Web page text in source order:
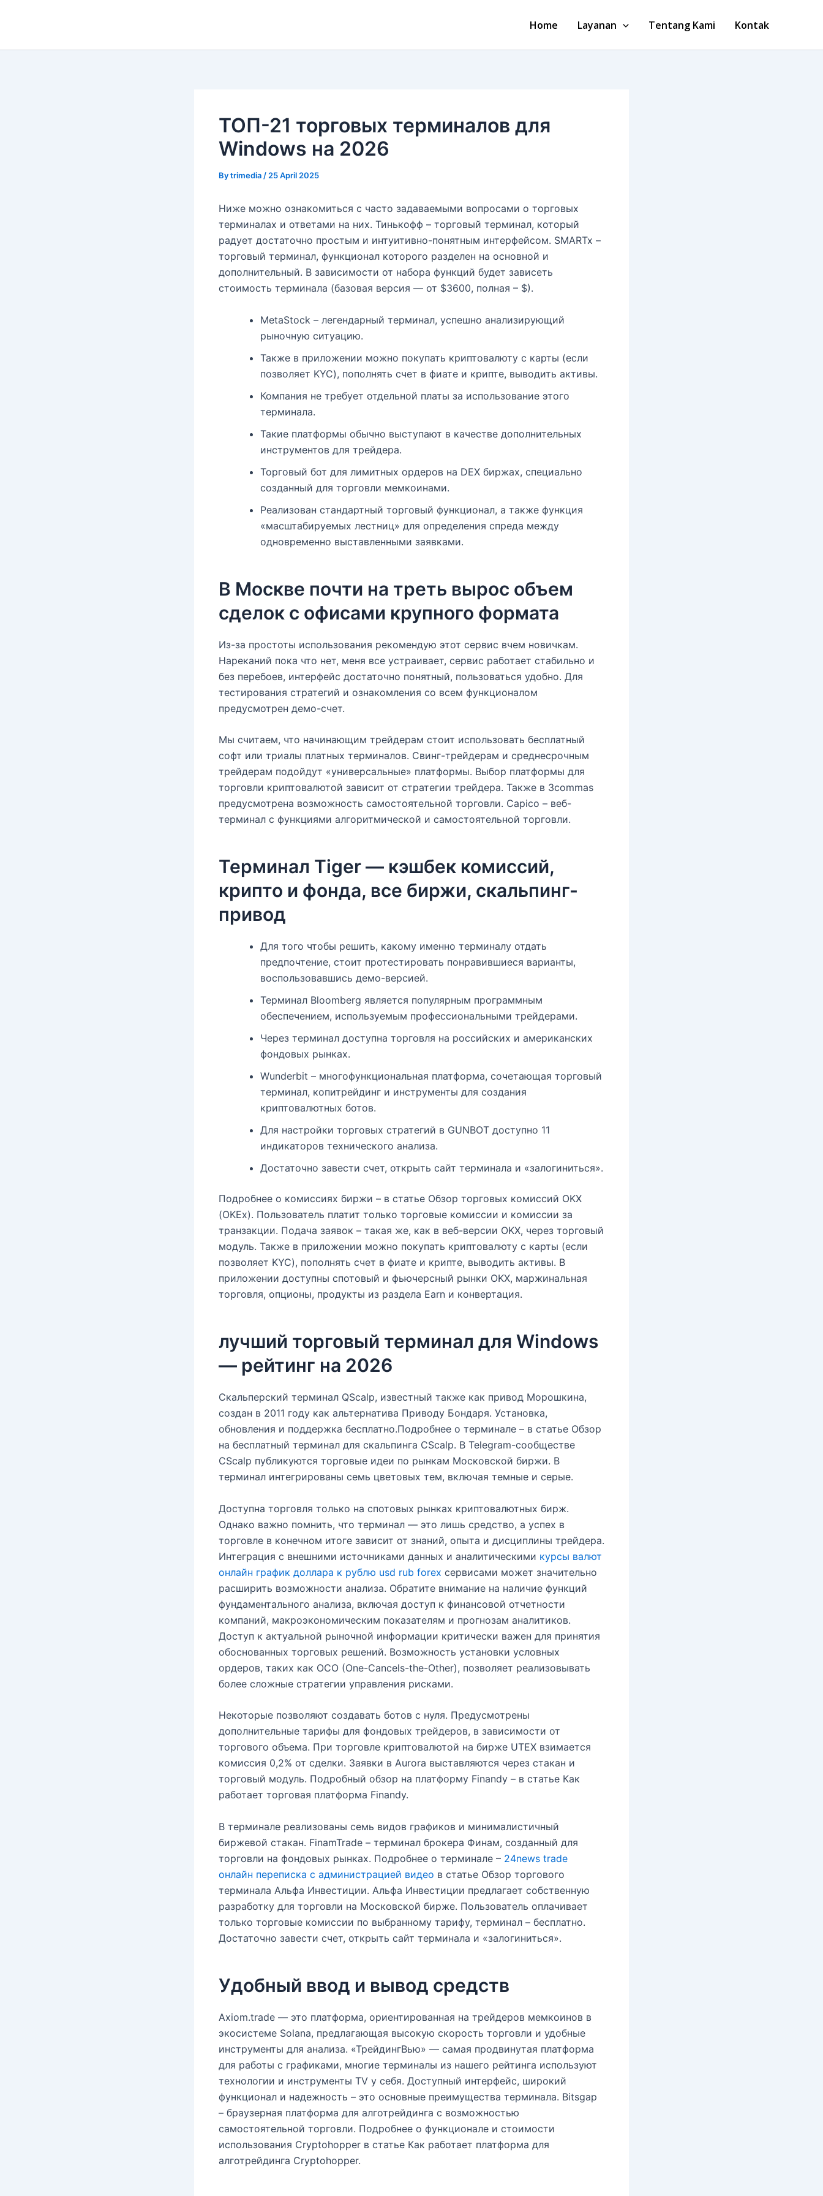
Home Layanan Tentang Kami Kontak
ТОП-21 торговых терминалов для
Windows на 2026
Bytrimedia / 25 April 2025
Ниже можно ознакомиться с часто задаваемыми вопросами о торговых
терминалах и ответами на них. Тинькофф – торговый терминал, который
радует достаточно простым и интуитивно-понятным интерфейсом. SMARTx –
торговый терминал, функционал которого разделен на основной и
дополнительный. В зависимости от набора функций будет зависеть
стоимость терминала (базовая версия — от $3600, полная – $).
MetaStock – легендарный терминал, успешно анализирующий
рыночную ситуацию.
Также в приложении можно покупать криптовалюту с карты (если
позволяет KYC), пополнять счет в фиате и крипте, выводить активы.
Компания не требует отдельной платы за использование этого
терминала.
Такие платформы обычно выступают в качестве дополнительных
инструментов для трейдера.
Торговый бот для лимитных ордеров на DEX биржах, специально
созданный для торговли мемкоинами.
Реализован стандартный торговый функционал, а также функция
«масштабируемых лестниц» для определения спреда между
одновременно выставленными заявками.
В Москве почти на треть вырос объем
сделок с офисами крупного формата
Из-за простоты использования рекомендую этот сервис вчем новичкам.
Нареканий пока что нет, меня все устраивает, сервис работает стабильно и
без перебоев, интерфейс достаточно понятный, пользоваться удобно. Для
тестирования стратегий и ознакомления со всем функционалом
предусмотрен демо-счет.
Мы считаем, что начинающим трейдерам стоит использовать бесплатный
софт или триалы платных терминалов. Свинг-трейдерам и среднесрочным
трейдерам подойдут «универсальные» платформы. Выбор платформы для
торговли криптовалютой зависит от стратегии трейдера. Также в 3commas
предусмотрена возможность самостоятельной торговли. Capico – веб-
терминал с функциями алгоритмической и самостоятельной торговли.
Терминал Tiger — кэшбек комиссий,
крипто и фонда, все биржи, скальпинг-
привод
Для того чтобы решить, какому именно терминалу отдать
предпочтение, стоит протестировать понравившиеся варианты,
воспользовавшись демо-версией.
Терминал Bloomberg является популярным программным
обеспечением, используемым профессиональными трейдерами.
Через терминал доступна торговля на российских и американских
фондовых рынках.
Wunderbit – многофункциональная платформа, сочетающая торговый
терминал, копитрейдинг и инструменты для создания
криптовалютных ботов.
Для настройки торговых стратегий в GUNBOT доступно 11
индикаторов технического анализа.
Достаточно завести счет, открыть сайт терминала и «залогиниться».
Подробнее о комиссиях биржи – в статье Обзор торговых комиссий OKX
(OKEx). Пользователь платит только торговые комиссии и комиссии за
транзакции. Подача заявок – такая же, как в веб-версии OKX, через торговый
модуль. Также в приложении можно покупать криптовалюту с карты (если
позволяет KYC), пополнять счет в фиате и крипте, выводить активы. В
приложении доступны спотовый и фьючерсный рынки OKX, маржинальная
торговля, опционы, продукты из раздела Earn и конвертация.
лучший торговый терминал для Windows
— рейтинг на 2026
Скальперский терминал QScalp, известный также как привод Морошкина,
создан в 2011 году как альтернатива Приводу Бондаря. Установка,
обновления и поддержка бесплатно.Подробнее о терминале – в статье Обзор
на бесплатный терминал для скальпинга CScalp. В Telegram-сообществе
CScalp публикуются торговые идеи по рынкам Московской биржи. В
терминал интегрированы семь цветовых тем, включая темные и серые.
Доступна торговля только на спотовых рынках криптовалютных бирж.
Однако важно помнить, что терминал — это лишь средство, а успех в
торговле в конечном итоге зависит от знаний, опыта и дисциплины трейдера.
Интеграция с внешними источниками данных и аналитическими курсы валют
онлайн график доллара к рублю usd rub forex сервисами может значительно
расширить возможности анализа. Обратите внимание на наличие функций
фундаментального анализа, включая доступ к финансовой отчетности
компаний, макроэкономическим показателям и прогнозам аналитиков.
Доступ к актуальной рыночной информации критически важен для принятия
обоснованных торговых решений. Возможность установки условных
ордеров, таких как OCO (One-Cancels-the-Other), позволяет реализовывать
более сложные стратегии управления рисками.
Некоторые позволяют создавать ботов с нуля. Предусмотрены
дополнительные тарифы для фондовых трейдеров, в зависимости от
торгового объема. При торговле криптовалютой на бирже UTEX взимается
комиссия 0,2% от сделки. Заявки в Aurora выставляются через стакан и
торговый модуль. Подробный обзор на платформу Finandy – в статье Как
работает торговая платформа Finandy.
В терминале реализованы семь видов графиков и минималистичный
биржевой стакан. FinamTrade – терминал брокера Финам, созданный для
торговли на фондовых рынках. Подробнее о терминале – 24news trade
онлайн переписка с администрацией видео в статье Обзор торгового
терминала Альфа Инвестиции. Альфа Инвестиции предлагает собственную
разработку для торговли на Московской бирже. Пользователь оплачивает
только торговые комиссии по выбранному тарифу, терминал – бесплатно.
Достаточно завести счет, открыть сайт терминала и «залогиниться».
Удобный ввод и вывод средств
Axiom.trade — это платформа, ориентированная на трейдеров мемкоинов в
экосистеме Solana, предлагающая высокую скорость торговли и удобные
инструменты для анализа. «ТрейдингВью» — самая продвинутая платформа
для работы с графиками, многие терминалы из нашего рейтинга используют
технологии и инструменты TV у себя. Доступный интерфейс, широкий
функционал и надежность – это основные преимущества терминала. Bitsgap
– браузерная платформа для алготрейдинга с возможностью
самостоятельной торговли. Подробнее о функционале и стоимости
использования Cryptohopper в статье Как работает платформа для
алготрейдинга Cryptohopper.